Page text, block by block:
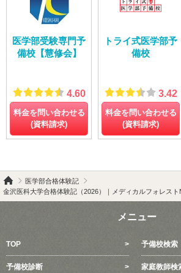
医学部受験専門予
備校【慧修会】
4.60
料金を問い合わせる
(資料請求)
トライ式医学部予
備校
3.42
料金を問い合わせる
(資料請求)
医学部合格体験記
金沢医科大学合格体験記（2026）｜メディカルフォレスト
メニュー
TOP 予備校検索
予備校診断 家庭教師検